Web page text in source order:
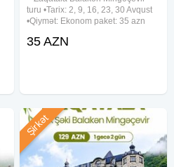
turu •Tarix: 2, 9, 16, 23, 30 Avqust
•Qiymət: Ekonom paket: 35 azn
daxildir: • Nəqliyyat xidməti • Səhər
35 AZN
Şirkət